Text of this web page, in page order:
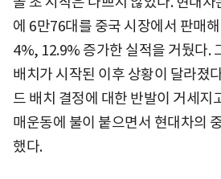
에 6만76대를 중국 시장에서 판매
4%, 12.9% 증가한 실적을 거뒀다.
배치가 시작된 이후 상황이 달라졌
드 배치 결정에 대한 반발이 거세지
매운동에 불이 붙으면서 현대차의
했다.